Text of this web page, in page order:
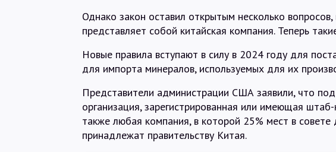
Однако закон оставил открытым несколько
представляет собой китайская компания. Теперь
Новые правила вступают в силу в 2024 году для
для импорта минералов, используемых для их
Представители администрации США заявили, что
организация, зарегистрированная или имеющая
также любая компания, в которой 25% мест в совете
принадлежат правительству Китая.